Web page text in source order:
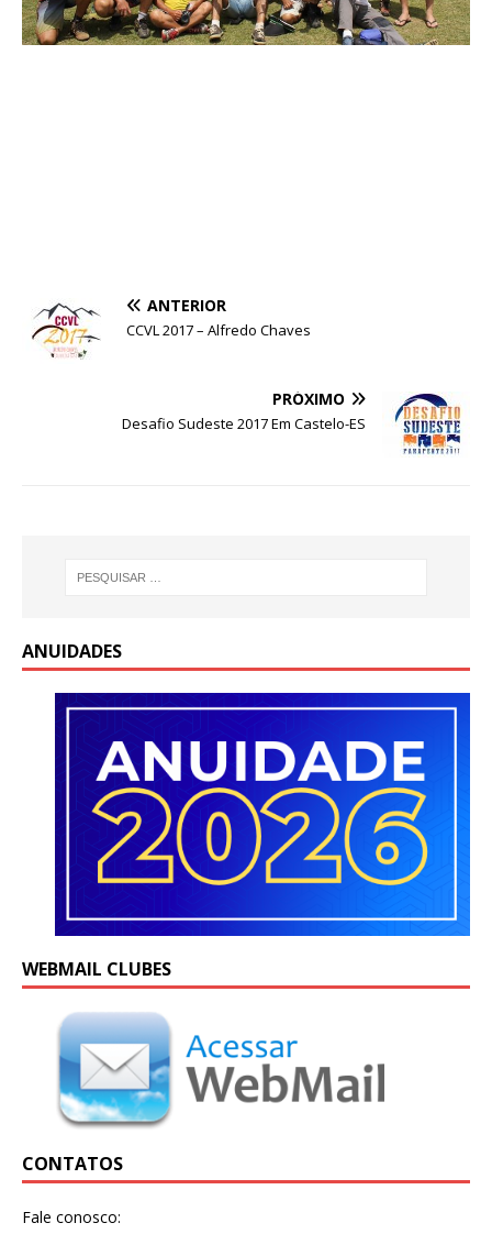
ANTERIOR
CCVL 2017 – Alfredo Chaves
PRÓXIMO
Desafio Sudeste 2017 Em Castelo-ES
ANUIDADES
WEBMAIL CLUBES
CONTATOS
Fale conosco: